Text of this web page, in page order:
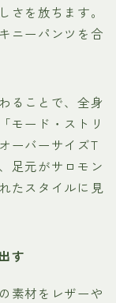
さを放ちます。
ニーパンツを合
ることで、全身
モード・ストリ
ーバーサイズT
足元がサロモン
たスタイルに見
す
素材をレザーや